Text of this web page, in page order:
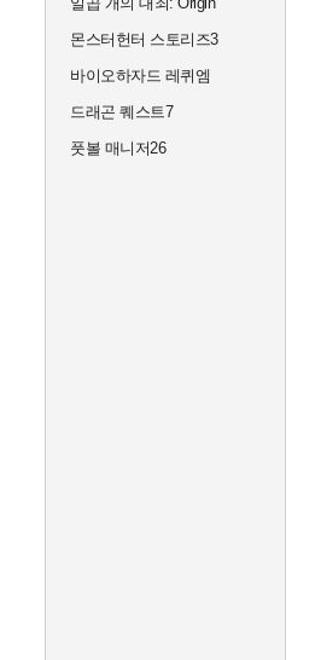
몬스터헌터 스토리즈3
바이오하자드 레퀴엠
드래곤 퀘스트7
풋볼 매니저26